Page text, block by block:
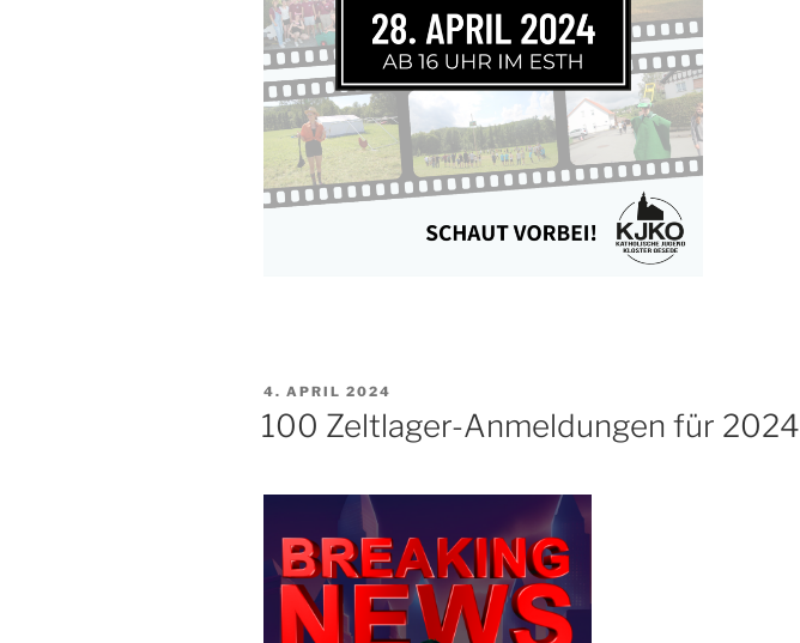
VERÖFFENTLICHT
AM
4. APRIL 2024
100 Zeltlager-Anmeldungen für 2024